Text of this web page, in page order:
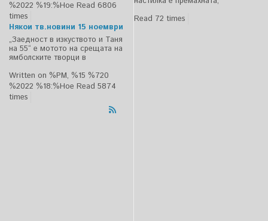
%2022 %19:%Ное Read 6806
times
Някои тв.новини 15 ноември
„Заедност в изкуството и Таня
на 55“ е мотото на срещата на
ямболските творци в
Written on %PM, %15 %720
%2022 %18:%Ное Read 5874
times
Read 72 times